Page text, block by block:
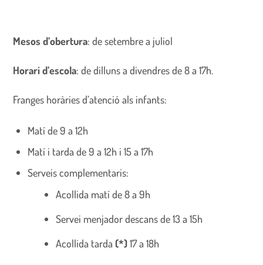
Mesos d’obertura: de setembre a juliol
Horari d’escola: de dilluns a divendres de 8 a 17h.
Franges horàries d’atenció als infants:
Matí de 9 a 12h
Matí i tarda de 9 a 12h i 15 a 17h
Serveis complementaris:
Acollida matí de 8 a 9h
Servei menjador descans de 13 a 15h
Acollida tarda(*)17 a 18h